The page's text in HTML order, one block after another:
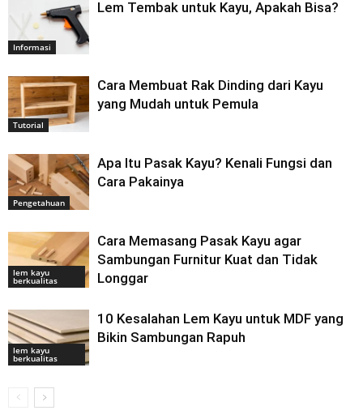
Informasi
Lem Tembak untuk Kayu, Apakah Bisa?
Tutorial
Cara Membuat Rak Dinding dari Kayu
yang Mudah untuk Pemula
Pengetahuan
Apa Itu Pasak Kayu? Kenali Fungsi dan
Cara Pakainya
lem kayu
berkualitas
Cara Memasang Pasak Kayu agar
Sambungan Furnitur Kuat dan Tidak
Longgar
lem kayu
berkualitas
10 Kesalahan Lem Kayu untuk MDF yang
Bikin Sambungan Rapuh